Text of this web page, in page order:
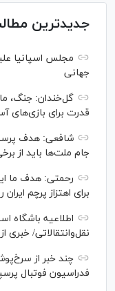
جدیدترین
مجلس اسپانیا
جهانی
قدرت برای بازی‌های
شافعی: هدف
جام ملت‌ها باید از
رحمتی: هدف ما
برای اهتزاز پرچم
اطلاعیه باشگاه
نقل‌وانتقالاتی/ خبری
چند خبر از
فدراسیون فوتبال